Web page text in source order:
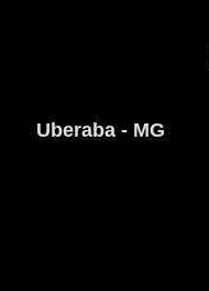
Uberaba - MG